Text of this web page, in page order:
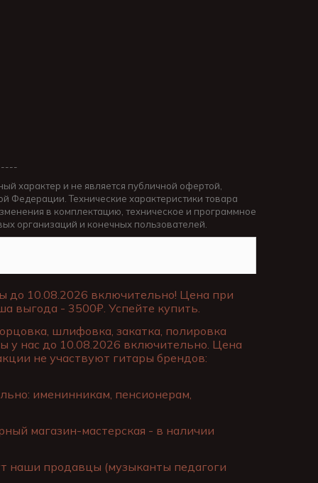
характер и не является публичной офертой,
Федерации. Технические характеристики товара
в комплектацию, техническое и программное
организаций и конечных пользователей.
до 10.08.2026 включительно! Цена при
выгода - 3500₽. Успейте купить.
шлифовка, закатка, полировка
у нас до 10.08.2026 включительно. Цена
не участвуют гитары брендов:
именинникам, пенсионерам,
магазин-мастерская - в наличии
наши продавцы (музыканты педагоги